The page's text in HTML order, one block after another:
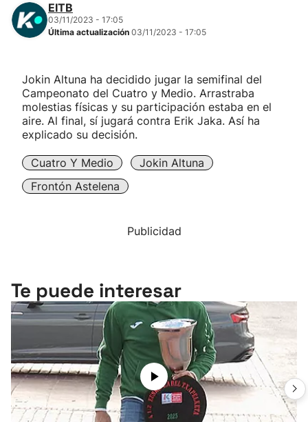
"Helmuga"
EITB
03/11/2023 - 17:05
Última actualización 03/11/2023 - 17:05
Jokin Altuna ha decidido jugar la semifinal del
Campeonato del Cuatro y Medio. Arrastraba
molestias físicas y su participación estaba en el
aire. Al final, sí jugará contra Erik Jaka. Así ha
explicado su decisión.
Cuatro Y Medio
Jokin Altuna
Frontón Astelena
Publicidad
Te puede interesar